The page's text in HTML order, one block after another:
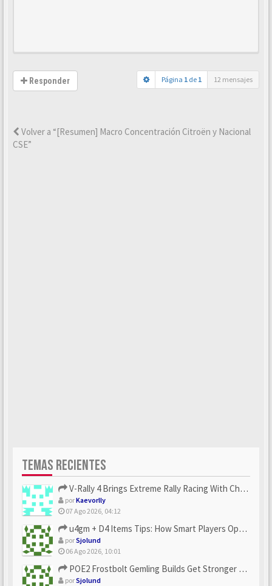
Responder Página 1 de 1 12 mensajes
Volver a “[Resumen] Macro Concentración Citroën y Nacional
CSE”
TEMAS RECIENTES
V-Rally 4 Brings Extreme Rally Racing With Challenging Track...
porKaevorlly
07 Ago 2026, 04:12
u4gm + D4 Items Tips: How Smart Players Optimize Gear, Build...
porSjolund
06 Ago 2026, 10:01
POE2 Frostbolt Gemling Builds Get Stronger With u4gm’s Ice C...
porSjolund